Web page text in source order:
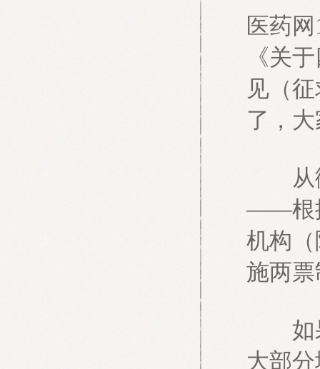
医药
《关
见（
了，
从微
——根
机构
施两
如果
大部